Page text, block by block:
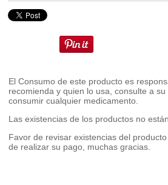
El Consumo de este producto es
recomienda y quien lo usa, consulte a
consumir cualquier medicamento.
Las existencias de los productos no
Favor de revisar existencias del
de realizar su pago, muchas gracias.